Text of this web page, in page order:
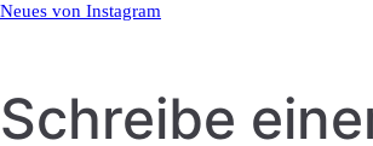
Neues von Instagram
Schreibe